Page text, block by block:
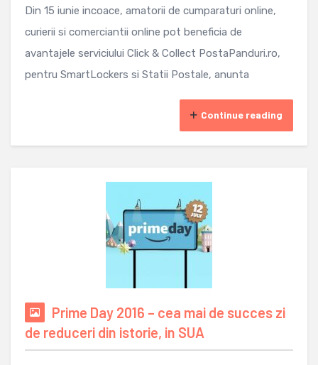
Din 15 iunie incoace, amatorii de cumparaturi online,
curierii si comerciantii online pot beneficia de
avantajele serviciului Click & Collect PostaPanduri.ro,
pentru SmartLockers si Statii Postale, anunta
Continue reading
Prime Day 2016 – cea mai de succes zi
de reduceri din istorie, in SUA